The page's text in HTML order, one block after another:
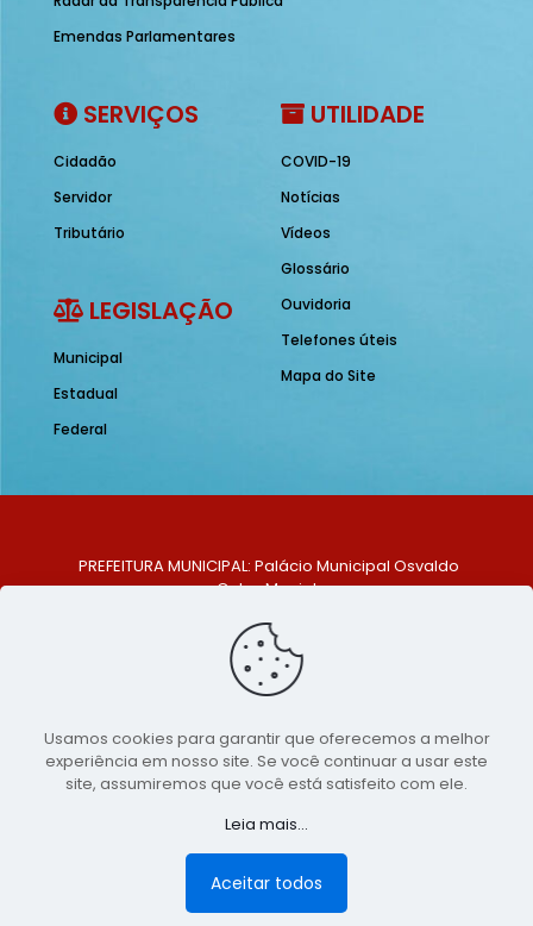
Emendas Parlamentares
SERVIÇOS
Cidadão
Servidor
Tributário
LEGISLAÇÃO
Municipal
Estadual
Federal
UTILIDADE
COVID-19
Notícias
Vídeos
Glossário
Ouvidoria
Telefones úteis
Mapa do Site
PREFEITURA MUNICIPAL: Palácio Municipal Osvaldo
Celso Maciel
Centro, São Bento do Una - PE. CEP: 553370-128
TELEFONE: (81) 99548-1569
E-MAIL: ouvidoria@saobentodouna.pe.gov.br
Copyright 2021-2026 - Assessoria de Comunicação da
Prefeitura de São Bento do Una - PE
publicidadeLumusWeb - Agência Digital
Usamos cookies para garantir que oferecemos a melhor
experiência em nosso site. Se você continuar a usar este
site, assumiremos que você está satisfeito com ele.
Leia mais...
Aceitar todos